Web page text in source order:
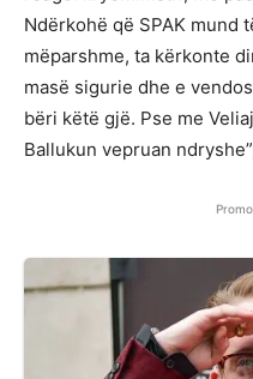
Ndërkohë që SPAK mund
mëparshme, ta kërkonte
masë sigurie dhe e
bëri këtë gjë. Pse me
Ballukun vepruan